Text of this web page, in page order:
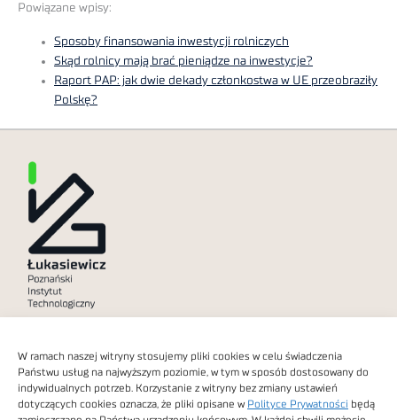
W ramach naszej witryny stosujemy pliki cookies w celu świadczenia
Państwu usług na najwyższym poziomie, w tym w sposób dostosowany do
indywidualnych potrzeb. Korzystanie z witryny bez zmiany ustawień
dotyczących cookies oznacza, że pliki opisane w Polityce Prywatności będą
Powiązane wpisy:
Sposoby finansowania inwestycji rolniczych
Skąd rolnicy mają brać pieniądze na inwestycje?
Raport PAP: jak dwie dekady członkostwa w UE przeobraziły
Polskę?
Dostępność cyfrowa